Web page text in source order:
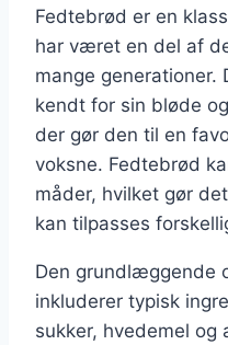
Fedtebrød er en
har været en del af
mange
kendt for sin bløde
der gør den til en
voksne. Fedtebrød
måder, hvilket gør
kan tilpasses
Den grundlæggende
inkluderer typisk
sukker, hvedemel